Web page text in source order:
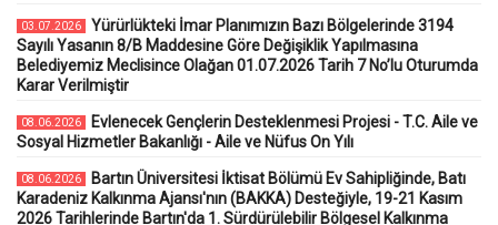
03.07.2026
Yürürlükteki İmar Planımızın Bazı Bölgelerinde 3194
Sayılı Yasanın 8/B Maddesine Göre Değişiklik Yapılmasına
Belediyemiz Meclisince Olağan 01.07.2026 Tarih 7 No’lu Oturumda
Karar Verilmiştir
08.06.2026
Evlenecek Gençlerin Desteklenmesi Projesi - T.C. Aile ve
Sosyal Hizmetler Bakanlığı - Aile ve Nüfus On Yılı
08.06.2026
Bartın Üniversitesi İktisat Bölümü Ev Sahipliğinde, Batı
Karadeniz Kalkınma Ajansı'nın (BAKKA) Desteğiyle, 19-21 Kasım
2026 Tarihlerinde Bartın'da 1. Sürdürülebilir Bölgesel Kalkınma